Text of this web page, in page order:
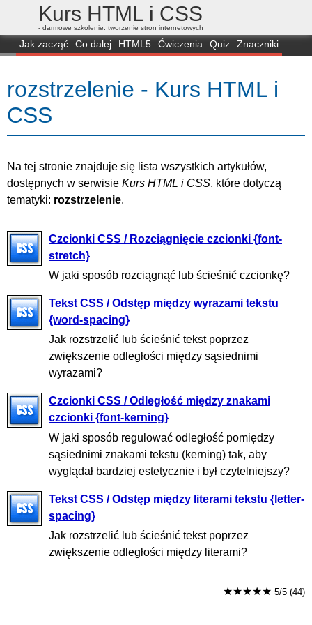
Kurs HTML i CSS
- darmowe szkolenie: tworzenie stron internetowych
Jak zacząć Co dalej HTML5 Ćwiczenia Quiz
Znaczniki
FAQ
Przeglądarki Mapa FORUM
rozstrzelenie - Kurs HTML i
CSS
Na tej stronie znajduje się lista wszystkich artykułów,
dostępnych w serwisie Kurs HTML i CSS, które dotyczą
tematyki: rozstrzelenie.
Czcionki CSS / Rozciągnięcie czcionki {font-
stretch}
W jaki sposób rozciągnąć lub ścieśnić czcionkę?
Tekst CSS / Odstęp między wyrazami tekstu
{word-spacing}
Jak rozstrzelić lub ścieśnić tekst poprzez
zwiększenie odległości między sąsiednimi
wyrazami?
Czcionki CSS / Odległość między znakami
czcionki {font-kerning}
W jaki sposób regulować odległość pomiędzy
sąsiednimi znakami tekstu (kerning) tak, aby
wyglądał bardziej estetycznie i był czytelniejszy?
Tekst CSS / Odstęp między literami tekstu {letter-
spacing}
Jak rozstrzelić lub ścieśnić tekst poprzez
zwiększenie odległości między literami?
★★★★★ 5/5 (44)